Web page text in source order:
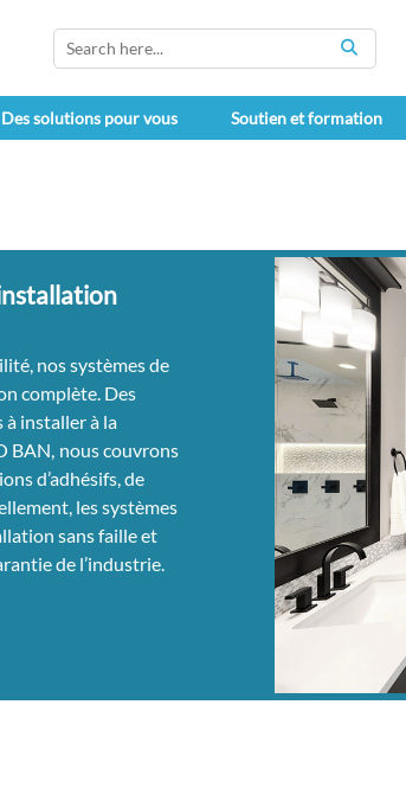
SEARCH
Des solutions pour vous Soutien et formation
nos systèmes de
complète. Des
à installer à la
BAN, nous couvrons
d’adhésifs, de
les systèmes
sans faille et
de l’industrie.